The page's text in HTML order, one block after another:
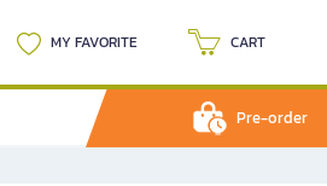
MY FAVORITE CART
Pre-order